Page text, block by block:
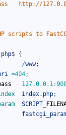
http://
scripts to
php$ {
/www;
=404;
127.0.0.1:
index. php;
SCRIPT